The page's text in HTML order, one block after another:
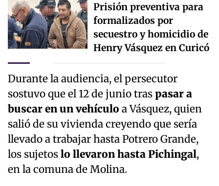
Prisión preventiva para
formalizados por
secuestro y homicidio de
Henry Vásquez en Curicó
Durante la audiencia, el persecutor
sostuvo que el 12 de junio traspasar a
buscar en un vehículo a Vásquez, quien
salió de su vivienda creyendo que sería
llevado a trabajar hasta Potrero Grande,
los sujetoslo llevaron hasta Pichingal,
en la comuna de Molina.